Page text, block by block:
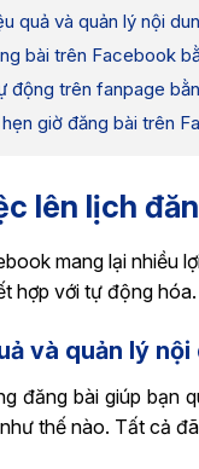
quả và quản lý nội
bài trên Facebook
động trên fanpage
giờ đăng bài trên
lên lịch
mang lại nhiều
hợp với tự động hóa.
và quản lý
đăng bài giúp bạn
thế nào. Tất cả